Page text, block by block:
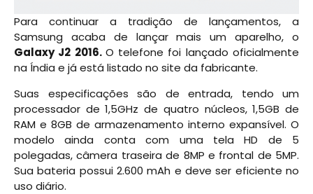
Para continuar a tradição de lançamentos, a
Samsung acaba de lançar mais um aparelho, o
Galaxy J2 2016. O telefone foi lançado oficialmente
na Índia e já está listado no site da fabricante.
Suas especificações são de entrada, tendo um
processador de 1,5GHz de quatro núcleos, 1,5GB de
RAM e 8GB de armazenamento interno expansível. O
modelo ainda conta com uma tela HD de 5
polegadas, câmera traseira de 8MP e frontal de 5MP.
Sua bateria possui 2.600 mAh e deve ser eficiente no
uso diário.